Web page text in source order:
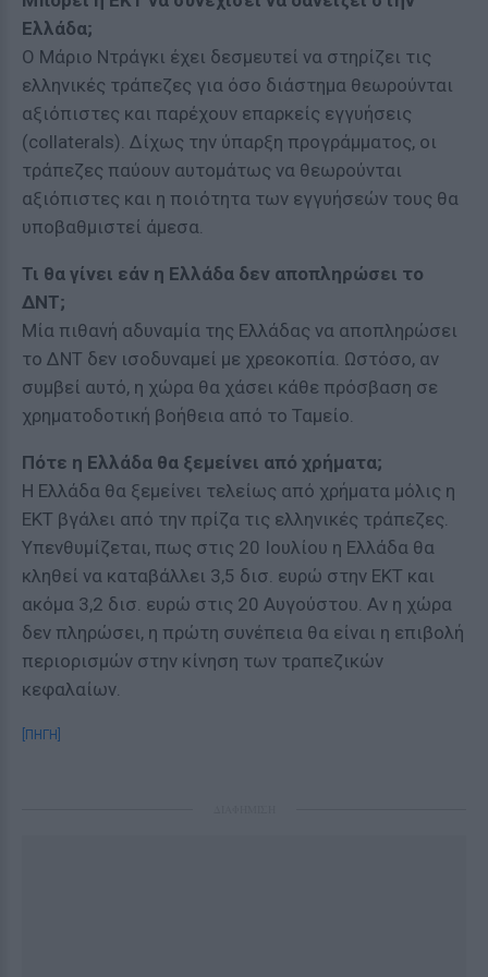
Ελλάδα;
Ο Μάριο Ντράγκι έχει δεσμευτεί να στηρίζει τις
ελληνικές τράπεζες για όσο διάστημα θεωρούνται
αξιόπιστες και παρέχουν επαρκείς εγγυήσεις
(collaterals). Δίχως την ύπαρξη προγράμματος, οι
τράπεζες παύουν αυτομάτως να θεωρούνται
αξιόπιστες και η ποιότητα των εγγυήσεών τους θα
υποβαθμιστεί άμεσα.
Τι θα γίνει εάν η Ελλάδα δεν αποπληρώσει το
ΔΝΤ;
Μία πιθανή αδυναμία της Ελλάδας να αποπληρώσει
το ΔΝΤ δεν ισοδυναμεί με χρεοκοπία. Ωστόσο, αν
συμβεί αυτό, η χώρα θα χάσει κάθε πρόσβαση σε
χρηματοδοτική βοήθεια από το Ταμείο.
Πότε η Ελλάδα θα ξεμείνει από χρήματα;
Η Ελλάδα θα ξεμείνει τελείως από χρήματα μόλις η
ΕΚΤ βγάλει από την πρίζα τις ελληνικές τράπεζες.
Υπενθυμίζεται, πως στις 20 Ιουλίου η Ελλάδα θα
κληθεί να καταβάλλει 3,5 δισ. ευρώ στην ΕΚΤ και
ακόμα 3,2 δισ. ευρώ στις 20 Αυγούστου. Αν η χώρα
δεν πληρώσει, η πρώτη συνέπεια θα είναι η επιβολή
περιορισμών στην κίνηση των τραπεζικών
κεφαλαίων.
[ΠΗΓΗ]